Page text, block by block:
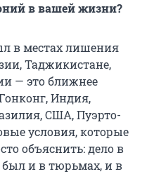
в вашей жизни?
в местах лишения
Таджикистане,
— это ближнее
Индия,
США, Пуэрто-
условия, которые
объяснить: дело в
был и в тюрьмах, и в